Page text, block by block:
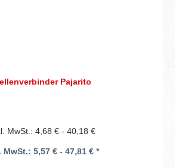
Pajarito
MwSt.: 4,68 € - 40,18 €
MwSt.: 5,57 € - 47,81 € *